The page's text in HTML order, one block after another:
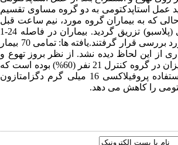
کارآزمایی بالینی تصادفی دو سوکور شاهددار تعداد 70 بیمار کاندید عمل استاپدکتومی به دو گروه مساوی تقسیم
که به بیماران گروه مورد، نیم ساعت قبل
از عمل مقدار 16 میلی گرم دگزامتازون وریدی و به گروه شاهد 4 میلی لیتر نرمال سالین وریدی (پلاسبو) تزریق گردید. بیماران در فاصله 24-1
ساعت بعد از عمل از لحاظ بروز تهوع و استفراغ و متغیرهای وابسته مثل سرگیجه و وزوز گوش مورد بررسی قرار گرفتند.یافته ها: تمامی 70 بیمار
که بین دو گروه اختلاف معنی داری از این لحاظ دیده نشد. از نظر بروز تهوع و
استفراغ بعد از عمل از میان 35 بیمار گروه مورد 11 نفر (4/31%) تهوع و استفراغ داشته اند که این میزان در گروه کنترل 21 نفر (60%) بوده است که
با گزارش P=0.03 اختلاف معنی داری بدست آمد 95%=%299-%916، CI524%=OR.نتیجه گیری: استفاده پروفیلاکسی 16 میلی گرم دگزامتازون
را کاهش می دهد.